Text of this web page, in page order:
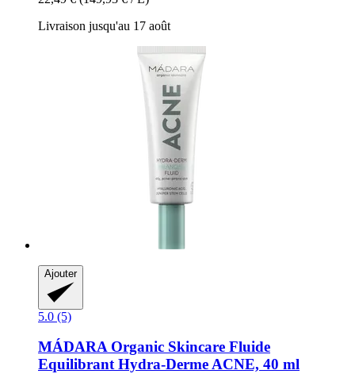
Livraison jusqu'au 17 août
Ajouter
5.0 (5)
MÁDARA Organic Skincare Fluide
Equilibrant Hydra-​Derme ACNE, 40 ml